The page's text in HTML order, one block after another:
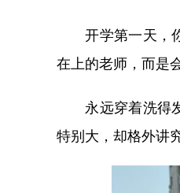
开学第一天，你
在上的老师，而是
永远穿着洗得发
特别大，却格外讲